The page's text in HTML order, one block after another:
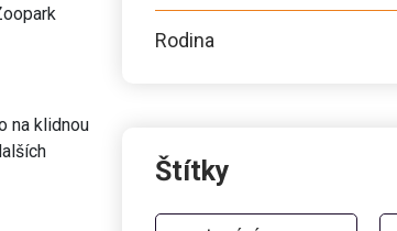
na klidnou
Rodina
Štítky